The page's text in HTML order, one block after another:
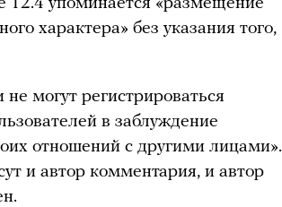
12.4 упоминается «размещение
характера» без указания того,
могут регистрироваться
в заблуждение
отношений с другими лицами».
и автор комментария, и автор